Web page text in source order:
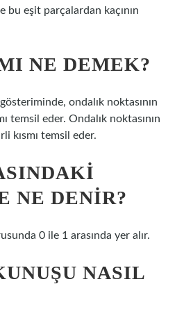
bu eşit parçalardan kaçının
NE DEMEK?
ondalık noktasının
temsil eder. Ondalık noktasının
kısmı temsil eder.
NE DENIR?
0 ile 1 arasında yer alır.
NASIL